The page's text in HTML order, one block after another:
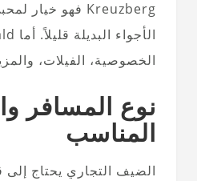
Kreuzberg فهو خيار لمحبي
الخصوصية، الفيلات،
نوع المسافر
المناسب
الضيف التجاري يحتاج